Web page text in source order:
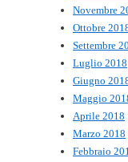
Novembre
Ottobre
Settembre
Luglio 2018
Giugno
Maggio
Aprile 2018
Marzo 2018
Febbraio